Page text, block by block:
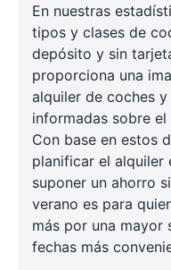
En nuestras
tipos y clases de
depósito y sin
proporciona una
alquiler de coches
informadas sobre
Con base en estos
planificar el alquiler
suponer un ahorro
verano es para
más por una mayor
fechas más